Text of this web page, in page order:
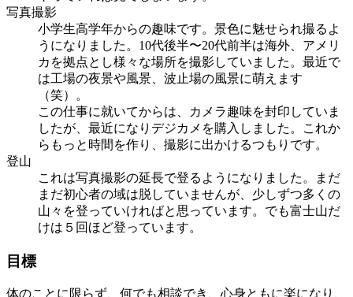
写真撮影
小学生高学年からの趣味です。景色に魅せられ撮るよ
うになりました。10代後半〜20代前半は海外、アメリ
カを拠点とし様々な場所を撮影していました。最近で
は工場の夜景や風景、波止場の風景に萌えます
（笑）。
この仕事に就いてからは、カメラ趣味を封印していま
したが、最近になりデジカメを購入しました。これか
らもっと時間を作り、撮影に出かけるつもりです。
登山
これは写真撮影の延長で登るようになりました。まだ
まだ初心者の域は脱していませんが、少しずつ多くの
山々を登っていければと思っています。でも富士山だ
けは５回ほど登っています。
目標
体のことに限らず、何でも相談でき、心身ともに楽になり、